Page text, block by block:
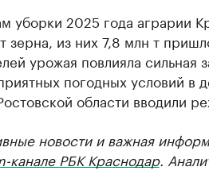
уборки 2025 года аграрии
зерна, из них 7,8 млн т
урожая повлияла сильная
погодных условий в
области вводили
новости и важная
канале РБК Краснодар.